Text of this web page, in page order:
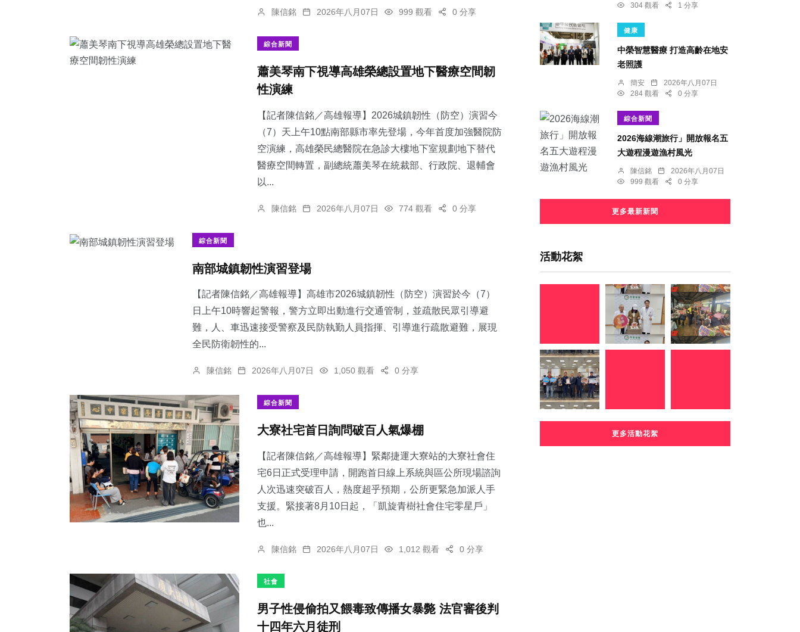
陳信銘 2026年八月07日 999 觀看 0 分享
綜合新聞
蕭美琴南下視導高雄榮總設置地下醫療空間韌
性演練
【記者陳信銘／高雄報導】2026城鎮韌性（防空）演習今
（7）天上午10點南部縣市率先登場，今年首度加強醫院防
空演練，高雄榮民總醫院在急診大樓地下室規劃地下替代
醫療空間轉置，副總統蕭美琴在統裁部、行政院、退輔會
以...
陳信銘 2026年八月07日 774 觀看 0 分享
綜合新聞
南部城鎮韌性演習登場
【記者陳信銘／高雄報導】高雄市2026城鎮韌性（防空）演習於今（7）
日上午10時響起警報，警方立即出動進行交通管制，並疏散民眾引導避
難，人、車迅速接受警察及民防執勤人員指揮、引導進行疏散避難，展現
全民防衛韌性的...
陳信銘 2026年八月07日 1,050 觀看 0 分享
綜合新聞
大寮社宅首日詢問破百人氣爆棚
【記者陳信銘／高雄報導】緊鄰捷運大寮站的大寮社會住
宅6日正式受理申請，開跑首日線上系統與區公所現場諮詢
人次迅速突破百人，熱度超乎預期，公所更緊急加派人手
支援。緊接著8月10日起，「凱旋青樹社會住宅零星戶」
也...
陳信銘 2026年八月07日 1,012 觀看 0 分享
社會
男子性侵偷拍又餵毒致傳播女暴斃 法官審後判
十四年六月徒刑
304 觀看
1 分享
健康
中榮智慧醫療 打造高齡在地安
老照護
簡安
2026年八月07日
284 觀看
0 分享
綜合新聞
2026海線潮旅行」開放報名五
大遊程漫遊漁村風光
陳信銘
2026年八月07日
999 觀看
0 分享
更多最新新聞
活動花絮
更多活動花絮